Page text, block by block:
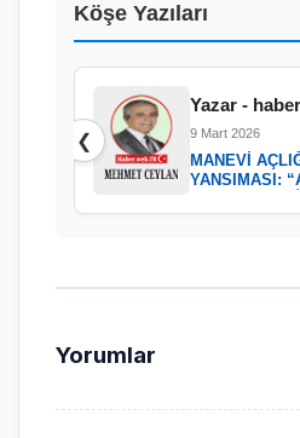
Köşe Yazıları
❮
Yazar -
9 Mart 2026
MANEVİ
YANSIMASI:
Yorumlar